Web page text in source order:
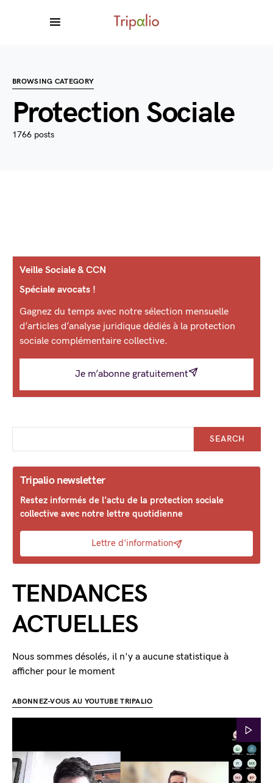
BROWSING CATEGORY
Protection Sociale
1766 posts
Veille Sociale & CCN
Spéciale avocats !
Gagnez du temps avec notre sélection mensuelle
d’articles d’analyse juridique dédiés à la protection
sociale complémentaire collective.
Je m’abonne gratuitement
SEARCH
Tripalio newsletter
Restez informés de l'actu de la protection sociale
collective avec notre lettre quotidienne
Lettre d'information
TENDANCES
ACTUELLES
Nous sommes désolés, il n'y a aucune statistique à
afficher pour le moment
ABONNEZ-VOUS AU YOUTUBE TRIPALIO